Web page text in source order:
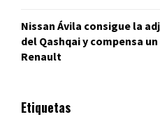
Nissan Ávila consigue la
del Qashqai y compensa
Renault
Etiquetas